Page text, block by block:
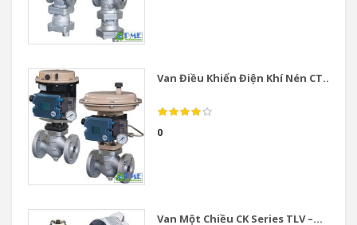
Van Điều Khiển Điện Khí Nén CT...
0
Van Một Chiều CK Series TLV –...